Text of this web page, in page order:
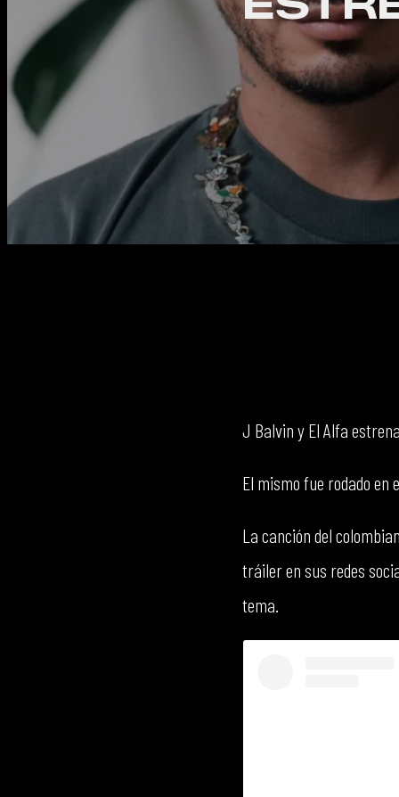
J Balvin y El Alfa
El mismo fue rodado en
La canción del
tráiler en sus redes
tema.